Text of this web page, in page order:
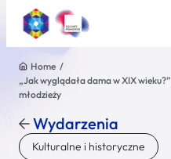
Znajdź atrakcję
Znajdź atrakcję
Nazwa atrakcji
Home /
„Jak wyglądała dama w XIX
młodzieży
Wydarzenia
Kulturalne i historyczne